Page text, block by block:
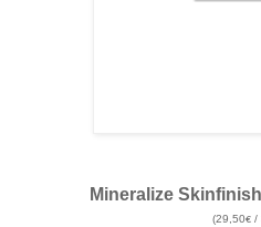
Mineralize
(29,50€/